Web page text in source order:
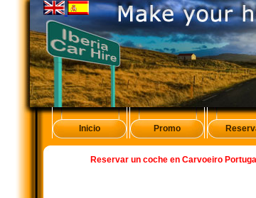
Inicio Promo
Reservar un coche en Carvoeiro Portugal